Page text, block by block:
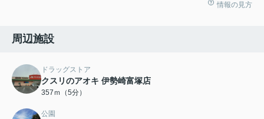
情報の見方
周辺施設
ドラッグストア
クスリのアオキ 伊勢崎富塚店
357ｍ（5分）
公園